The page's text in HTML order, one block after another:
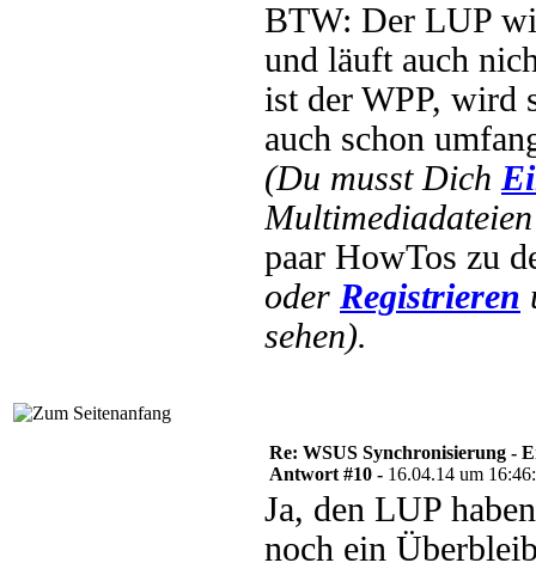
BTW: Der LUP
und läuft auch
ist der WPP, wird
auch schon
(Du musst Dich
paar HowTos zu
oder Registrieren
sehen).
Re: WSUS Synchronisierung -
Antwort #10 - 16.04.14 um
Ja, den LUP
noch ein